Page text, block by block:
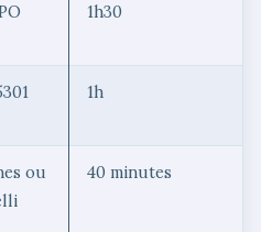
1h30
1h
ou
40 minutes